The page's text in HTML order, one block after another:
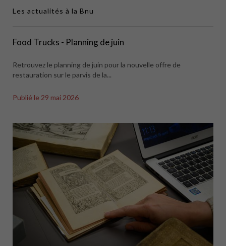
Les actualités à la Bnu
Food Trucks - Planning de juin
Retrouvez le planning de juin pour la nouvelle offre de
restauration sur le parvis de la...
Publié le 29 mai 2026